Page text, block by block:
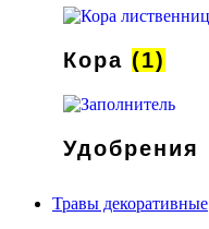
Кора (1)
Удобрения
Травы декоративные